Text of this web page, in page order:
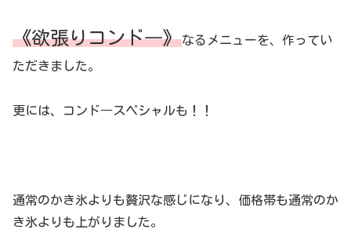
《欲張りコンド―》なるメニューを、作ってい
ただきました。
更には、コンド―スペシャルも！！
通常のかき氷よりも贅沢な感じになり、価格帯も通常のか
き氷よりも上がりました。